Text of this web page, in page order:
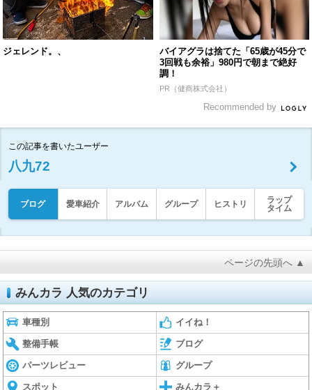
ジェレンド。、
バイアグラは捨てた「65歳が45分で
3回戦も余裕」980円で朝まで絶好
調！
PR（健商株式会社）
Recommended by
この記事を書いたユーザー
八九72
ブログ 愛車紹介 アルバム グループ ヒストリ
ラップ
タイム
ページの先頭へ ▲
みんカラ 人気のカテゴリ
車種別 イイね！
整備手帳 ブログ
パーツレビュー グループ
スポット みんカラ＋